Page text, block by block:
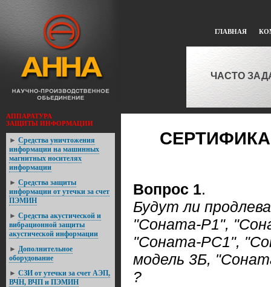
ГЛАВНАЯ
ЧАСТО
Вопрос 1.
Будут ли
"Соната-Р1",
"Соната-РС1",
модель 3Б,
?
АППАРАТУРА
ЗАЩИТЫ ИНФОРМАЦИИ
► Средства уничтожения
информации на машинных
магнитных носителях
информации
► Средствa защиты
информации от утечки за счет
ПЭМИН
► Средства акустической и
вибрационной защиты
акустической информации
► Дополнительное
оборудование
► СЗИ от утечки за счет АЭП,
ВЧН, ВЧП и ПЭМИН